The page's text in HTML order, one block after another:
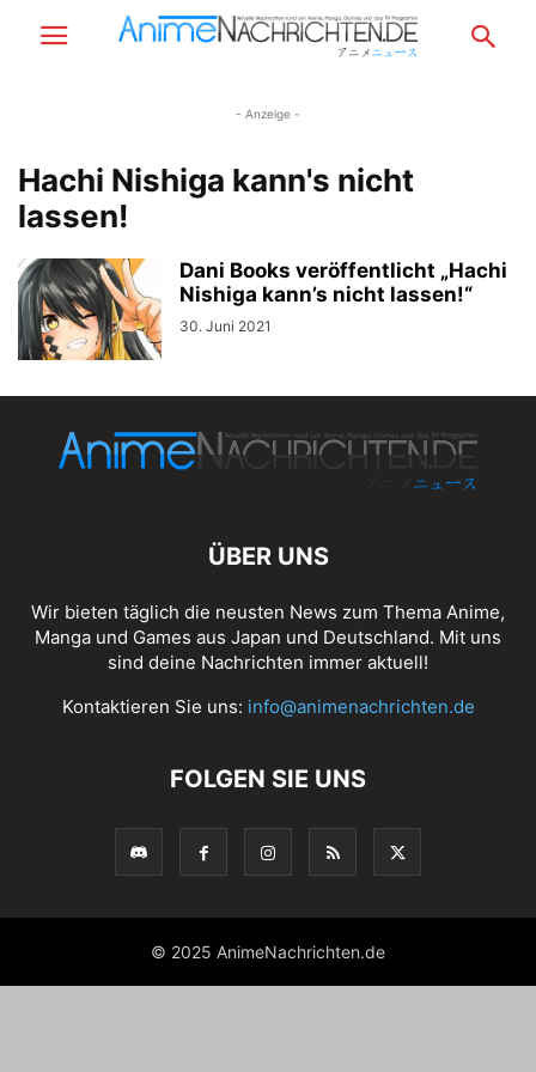
- Anzeige -
Hachi Nishiga kann's nicht
lassen!
Dani Books veröffentlicht „Hachi
Nishiga kann’s nicht lassen!“
30. Juni 2021
ÜBER UNS
Wir bieten täglich die neusten News zum Thema Anime,
Manga und Games aus Japan und Deutschland. Mit uns
sind deine Nachrichten immer aktuell!
Kontaktieren Sie uns: info@animenachrichten.de
FOLGEN SIE UNS
© 2025 AnimeNachrichten.de